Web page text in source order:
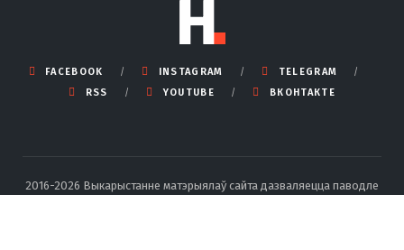
FACEBOOK INSTAGRAM
TELEGRAM
RSS
YOUTUBE ВКОНТАКТЕ
2016-2026 Выкарыстанне матэрыялаў сайта дазваляецца паводле